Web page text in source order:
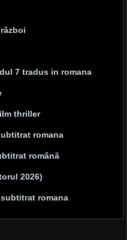
7 tradus in romana
thriller
romana
română
2026)
romana